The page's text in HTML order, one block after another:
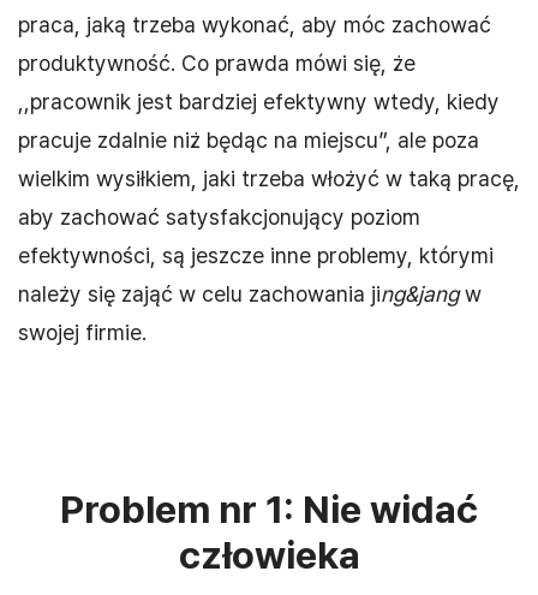
praca, jaką trzeba wykonać, aby móc zachować
produktywność. Co prawda mówi się, że
,,pracownik jest bardziej efektywny wtedy, kiedy
pracuje zdalnie niż będąc na miejscu”, ale poza
wielkim wysiłkiem, jaki trzeba włożyć w taką pracę,
aby zachować satysfakcjonujący poziom
efektywności, są jeszcze inne problemy, którymi
należy się zająć w celu zachowania jing&jangw
swojej firmie.
Problem nr 1: Nie widać
człowieka